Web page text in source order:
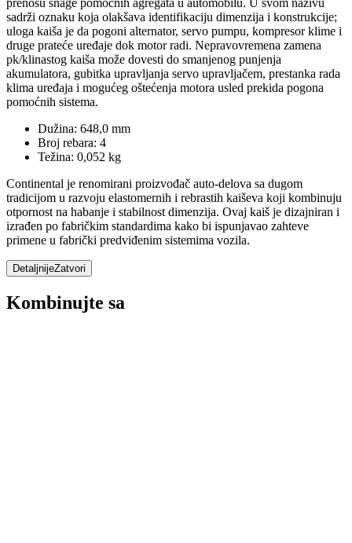
sadrži oznaku koja olakšava identifikaciju dimenzija i konstrukcije;
uloga kaiša je da pogoni alternator, servo pumpu, kompresor klime i
druge prateće uređaje dok motor radi. Nepravovremena zamena
pk/klinastog kaiša može dovesti do smanjenog punjenja
akumulatora, gubitka upravljanja servo upravljačem, prestanka rada
klima uređaja i mogućeg oštećenja motora usled prekida pogona
pomoćnih sistema.
Dužina: 648,0 mm
Broj rebara: 4
Težina: 0,052 kg
Continental je renomirani proizvođač auto-delova sa dugom
tradicijom u razvoju elastomernih i rebrastih kaiševa koji kombinuju
otpornost na habanje i stabilnost dimenzija. Ovaj kaiš je dizajniran i
izrađen po fabričkim standardima kako bi ispunjavao zahteve
primene u fabrički predviđenim sistemima vozila.
DetaljnijeZatvori
Kombinujte sa